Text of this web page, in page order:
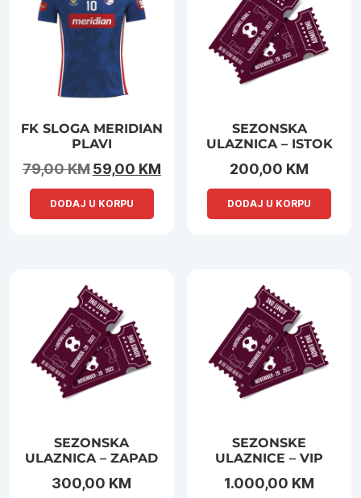
FK SLOGA MERIDIAN
PLAVI
79,00KM Original price was: 79,00 KM.
59,00 KMCurrent price is: 59,00 KM.
DODAJ U KORPU
SEZONSKA
ULAZNICA – ISTOK
200,00 KM
DODAJ U KORPU
SEZONSKA
ULAZNICA – ZAPAD
300,00 KM
SEZONSKE
ULAZNICE – VIP
1.000,00 KM